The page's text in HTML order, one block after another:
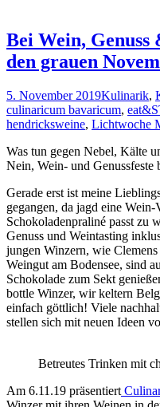
Bei Wein,
den grauen
5. November 2019Kulinarik,
culinaricum bavaricum,
hendricksweine, Lichtwoche
Was tun gegen Nebel, Kälte
Nein, Wein- und Genussfeste
Gerade erst ist meine
gegangen, da jagd eine
Schokoladenpraliné passt zu
Genuss und Weintasting
jungen Winzern, wie
Weingut am Bodensee, sind
Schokolade zum Sekt
bottle Winzer, wir keltern
einfach göttlich! Viele
stellen sich mit neuen Ideen
Betreutes Trinken mit
Am 6.11.19 präsentiert